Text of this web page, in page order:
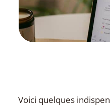
Voici quelques